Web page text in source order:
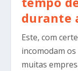
durante
Este, com
incomodam os
muitas